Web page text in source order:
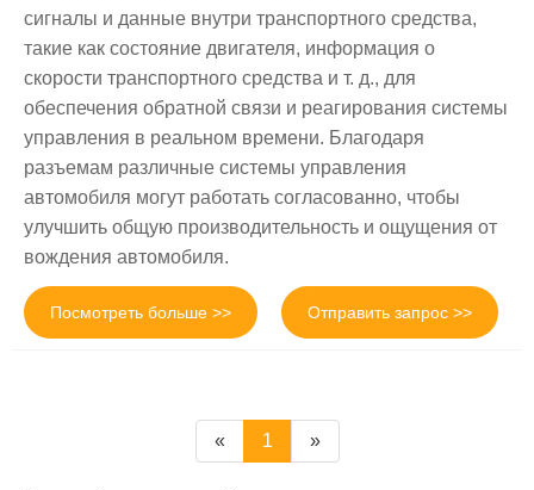
сигналы и данные внутри транспортного средства,
такие как состояние двигателя, информация о
скорости транспортного средства и т. д., для
обеспечения обратной связи и реагирования системы
управления в реальном времени. Благодаря
разъемам различные системы управления
автомобиля могут работать согласованно, чтобы
улучшить общую производительность и ощущения от
вождения автомобиля.
Посмотреть больше >> Отправить запрос >>
« 1 »